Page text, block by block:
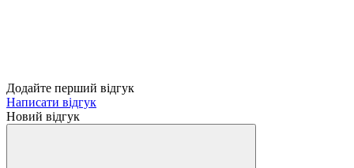
Додайте перший відгук
Написати відгук
Новий відгук